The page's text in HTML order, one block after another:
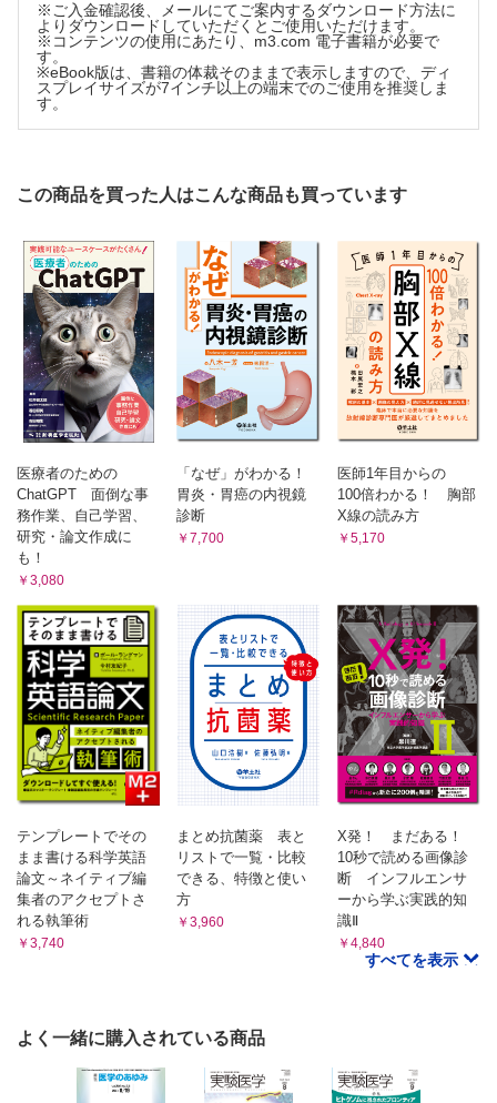
笹野公伸
書評
『在宅ケアの悩みごと解決マップ─ ケースで現場の問題「見え
る化」します』
草場鉄周
※ご入金確認後、メールにてご案内するダウンロード方法に
よりダウンロードしていただくとご使用いただけます。
※コンテンツの使用にあたり、m3.com 電子書籍が必要で
す。
※eBook版は、書籍の体裁そのままで表示しますので、ディ
スプレイサイズが7インチ以上の端末でのご使用を推奨しま
す。
この商品を買った人はこんな商品も買っています
医療者のための
ChatGPT 面倒な事
務作業、自己学習、
研究・論文作成に
も！
￥3,080
「なぜ」がわかる！
胃炎・胃癌の内視鏡
診断
￥7,700
医師1年目からの
100倍わかる！ 胸部
X線の読み方
￥5,170
テンプレートでその
まま書ける科学英語
論文～ネイティブ編
集者のアクセプトさ
れる執筆術
￥3,740
まとめ抗菌薬 表と
リストで一覧・比較
できる、特徴と使い
方
￥3,960
X発！ まだある！
10秒で読める画像診
断 インフルエンサ
ーから学ぶ実践的知
識Ⅱ
￥4,840
すべてを表示
よく一緒に購入されている商品